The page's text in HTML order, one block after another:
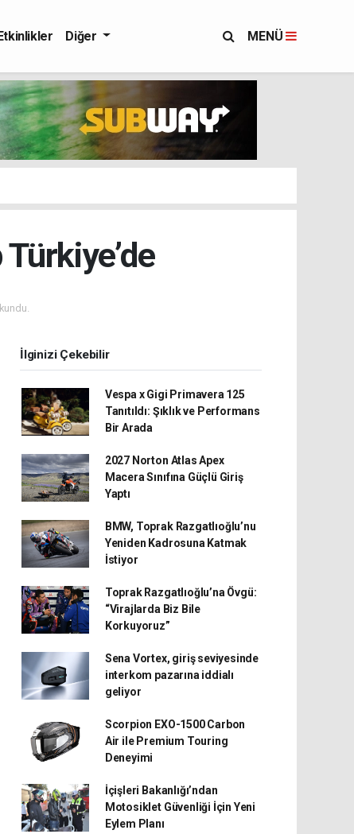
Diğer MENÜ
İlginizi Çekebilir
Vespa x Gigi Primavera 125
Tanıtıldı: Şıklık ve Performans
Bir Arada
2027 Norton Atlas Apex
Macera Sınıfına Güçlü Giriş
Yaptı
BMW, Toprak Razgatlıoğlu’nu
Yeniden Kadrosuna Katmak
İstiyor
Toprak Razgatlıoğlu’na Övgü:
“Virajlarda Biz Bile
Korkuyoruz”
Sena Vortex, giriş seviyesinde
interkom pazarına iddialı
geliyor
Scorpion EXO-1500 Carbon
Air ile Premium Touring
Deneyimi
İçişleri Bakanlığı’ndan
Motosiklet Güvenliği İçin Yeni
Eylem Planı